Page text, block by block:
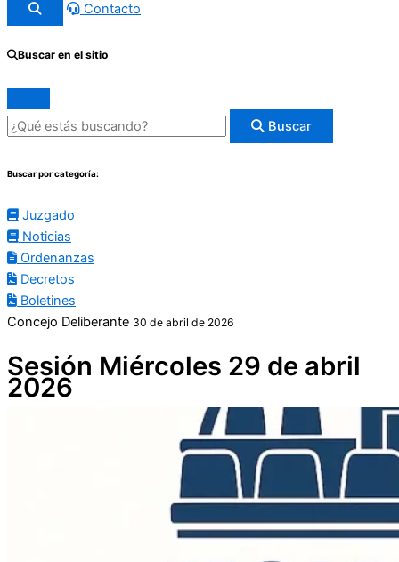
Contacto
Buscar en el sitio
Buscar
Buscar por categoría:
Juzgado
Noticias
Ordenanzas
Decretos
Boletines
Concejo Deliberante 30 de abril de 2026
Sesión Miércoles 29 de abril
2026